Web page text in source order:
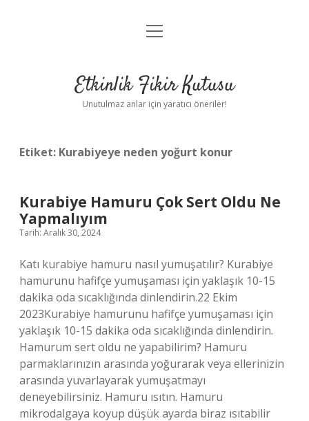
Anasayfa
Yasal Uyarı
menüyü
Etkinlik Fikir Kutusu
Unutulmaz anlar için yaratıcı öneriler!
Etiket: Kurabiyeye neden yoğurt konur
Kurabiye Hamuru Çok Sert Oldu Ne
Yapmalıyım
Tarih: Aralık 30, 2024
Katı kurabiye hamuru nasıl yumuşatılır? Kurabiye
hamurunu hafifçe yumuşaması için yaklaşık 10-15
dakika oda sıcaklığında dinlendirin.22 Ekim
2023Kurabiye hamurunu hafifçe yumuşaması için
yaklaşık 10-15 dakika oda sıcaklığında dinlendirin.
Hamurum sert oldu ne yapabilirim? Hamuru
parmaklarınızın arasında yoğurarak veya ellerinizin
arasında yuvarlayarak yumuşatmayı
deneyebilirsiniz. Hamuru ısıtın. Hamuru
mikrodalgaya koyup düşük ayarda biraz ısıtabilir